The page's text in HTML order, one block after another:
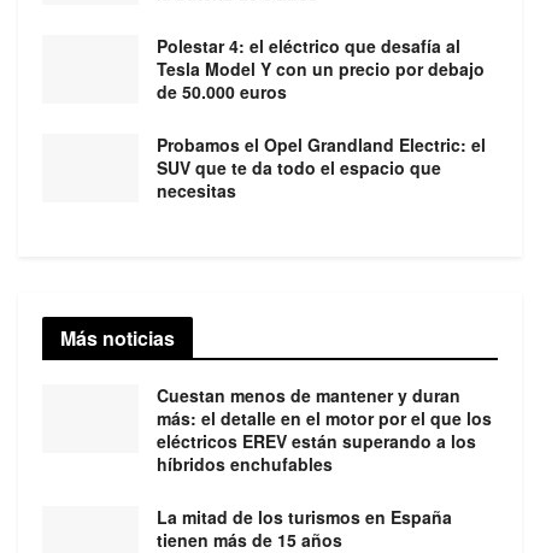
Polestar 4: el eléctrico que desafía al
Tesla Model Y con un precio por debajo
de 50.000 euros
Probamos el Opel Grandland Electric: el
SUV que te da todo el espacio que
necesitas
Más noticias
Cuestan menos de mantener y duran
más: el detalle en el motor por el que los
eléctricos EREV están superando a los
híbridos enchufables
La mitad de los turismos en España
tienen más de 15 años